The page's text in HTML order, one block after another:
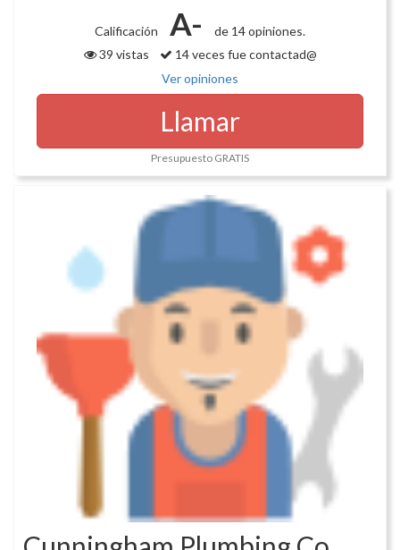
Calificación A-
de 14 opiniones.
39 vistas
14 veces fue contactad@
Ver opiniones
Llamar
Presupuesto GRATIS